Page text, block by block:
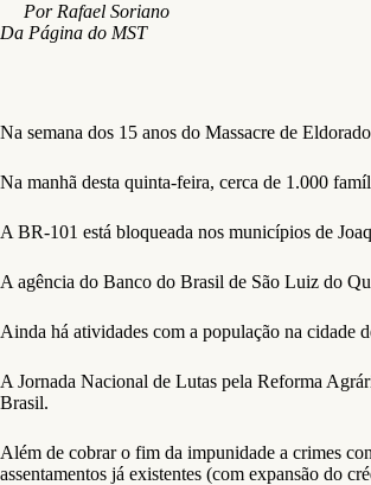
Por Rafael Soriano
Da Página do MST
Na semana dos 15 anos do Massacre de
Na manhã desta quinta-feira, cerca de 1.000
A BR-101 está bloqueada nos municípios de
A agência do Banco do Brasil de São Luiz do
Ainda há atividades com a população na cidade
A Jornada Nacional de Lutas pela Reforma
Brasil.
Além de cobrar o fim da impunidade a crimes
assentamentos já existentes (com expansão do